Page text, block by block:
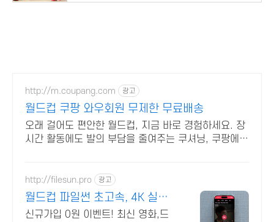
http://m.coupang.com 광고
월드컵 쿠팡 와우회원 무제한 무료배송
오래 걸어도 편안한 월드컵, 지금 바로 경험하세요. 장
시간 활동에도 발의 부담을 줄여주는 쿠셔닝, 쿠팡에서
http://filesun.pro 광고
월드컵 파일썬 초고속, 4K 실시
간 보기!
신규가입 0원 이벤트! 최신 영화,드